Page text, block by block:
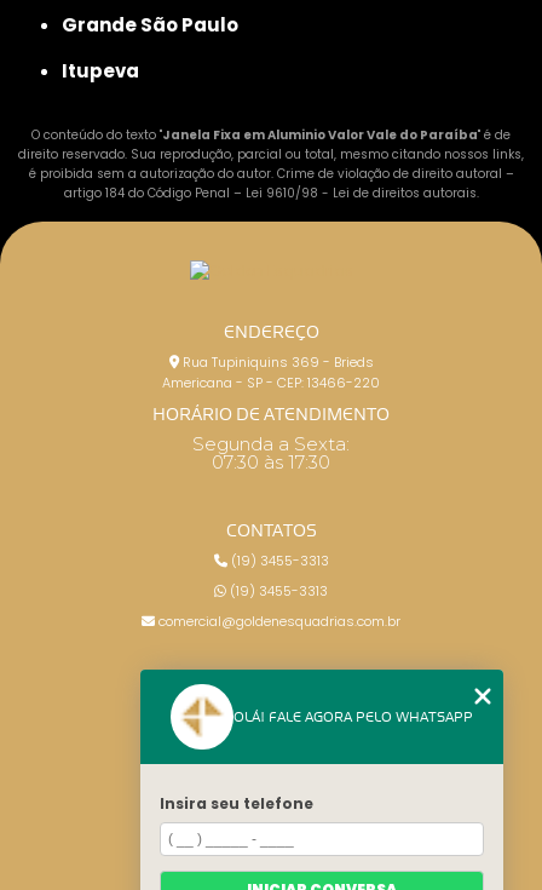
Grande São Paulo
Itupeva
O conteúdo do texto "Janela Fixa em Aluminio Valor Vale do Paraíba" é de
direito reservado. Sua reprodução, parcial ou total, mesmo citando nossos links,
é proibida sem a autorização do autor. Crime de violação de direito autoral –
artigo 184 do Código Penal – Lei 9610/98 - Lei de direitos autorais.
ENDEREÇO
Rua Tupiniquins 369 - Brieds
Americana - SP - CEP: 13466-220
HORÁRIO DE ATENDIMENTO
Segunda a Sexta:
07:30 às 17:30
CONTATOS
(19) 3455-3313
(19) 3455-3313
comercial@goldenesquadrias.com.br
HOME
CATEGORIAS
MAPA DO SITE
OLÁ! FALE AGORA PELO WHATSAPP
Insira seu telefone